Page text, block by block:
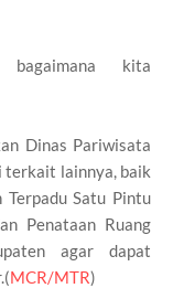
kita
Dinas Pariwisata
terkait lainnya, baik
Terpadu Satu Pintu
Penataan Ruang
agar dapat
MCR/MTR)